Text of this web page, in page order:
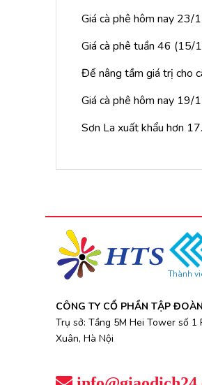
Giá cà phê hôm nay 23/
Giá cà phê tuần 46 (15/
Để nâng tầm giá trị cho
Giá cà phê hôm nay 19/
Sơn La xuất khẩu hơn
Thành
CÔNG TY CỔ PHẦN TẬP
Trụ sở: Tầng 5M Hei Tower số 1
Xuân, Hà Nội